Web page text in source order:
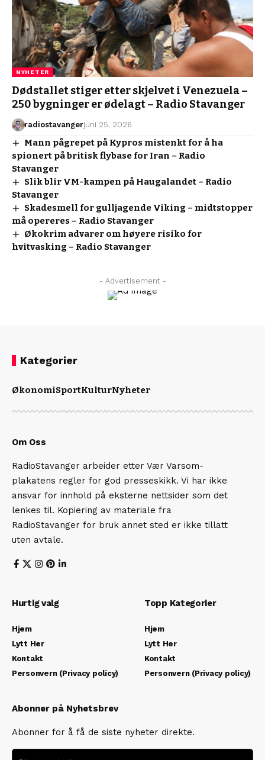
NYHETER
Dødstallet stiger etter skjelvet i Venezuela –
250 bygninger er ødelagt – Radio Stavanger
radiostavangerjuni 25, 2026
Mann pågrepet på Kypros mistenkt for å ha
spionert på britisk flybase for Iran – Radio
Stavanger
Slik blir VM-kampen på Haugalandet – Radio
Stavanger
Skadesmell for gulljagende Viking – midtstopper
må opereres – Radio Stavanger
Økokrim advarer om høyere risiko for
hvitvasking – Radio Stavanger
- Advertisement -
Kategorier
ØkonomiSportKulturNyheter
Om Oss
RadioStavanger arbeider etter Vær Varsom-
plakatens regler for god presseskikk. Vi har ikke
ansvar for innhold på eksterne nettsider som det
lenkes til. Kopiering av materiale fra
RadioStavanger for bruk annet sted er ikke tillatt
uten avtale.
Hurtig valg
Hjem
Lytt Her
Kontakt
Personvern (Privacy policy)
Topp Kategorier
Hjem
Lytt Her
Kontakt
Personvern (Privacy policy)
Abonner på Nyhetsbrev
Abonner for å få de siste nyheter direkte.